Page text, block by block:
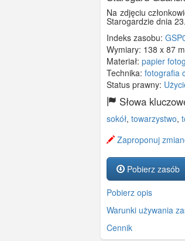
Na zdjęciu
Starogardzie dnia
Indeks zasobu:
Wymiary: 138 x 87
Materiał: papier
Technika: fotografia
Status prawny:
Słowa
sokół, towarzystwo,
Zaproponuj
Pobierz zasób
Pobierz opis
Warunki używania
Cennik